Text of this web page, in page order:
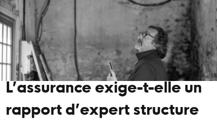
L’assurance exige-t-elle un
rapport d’expert structure